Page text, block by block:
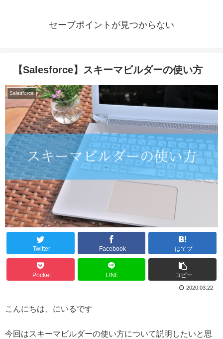
セーブポイントが見つからない
【Salesforce】スキーマビルダーの使い方
Salesforce
Twitter Facebook はてブ
Pocket LINE コピー
2020.03.22
こんにちは、にいるです
今回はスキーマビルダーの使い方について説明したいと思